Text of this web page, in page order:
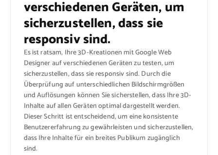
verschiedenen Geräten, um
sicherzustellen, dass sie
responsiv sind.
Es ist ratsam, Ihre 3D-Kreationen mit Google Web
Designer auf verschiedenen Geräten zu testen, um
sicherzustellen, dass sie responsiv sind. Durch die
Überprüfung auf unterschiedlichen Bildschirmgrößen
und Auflösungen können Sie sicherstellen, dass Ihre 3D-
Inhalte auf allen Geräten optimal dargestellt werden.
Dieser Schritt ist entscheidend, um eine konsistente
Benutzererfahrung zu gewährleisten und sicherzustellen,
dass Ihre Inhalte für ein breites Publikum zugänglich
sind.